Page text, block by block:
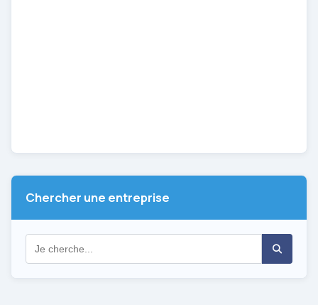
Chercher une entreprise